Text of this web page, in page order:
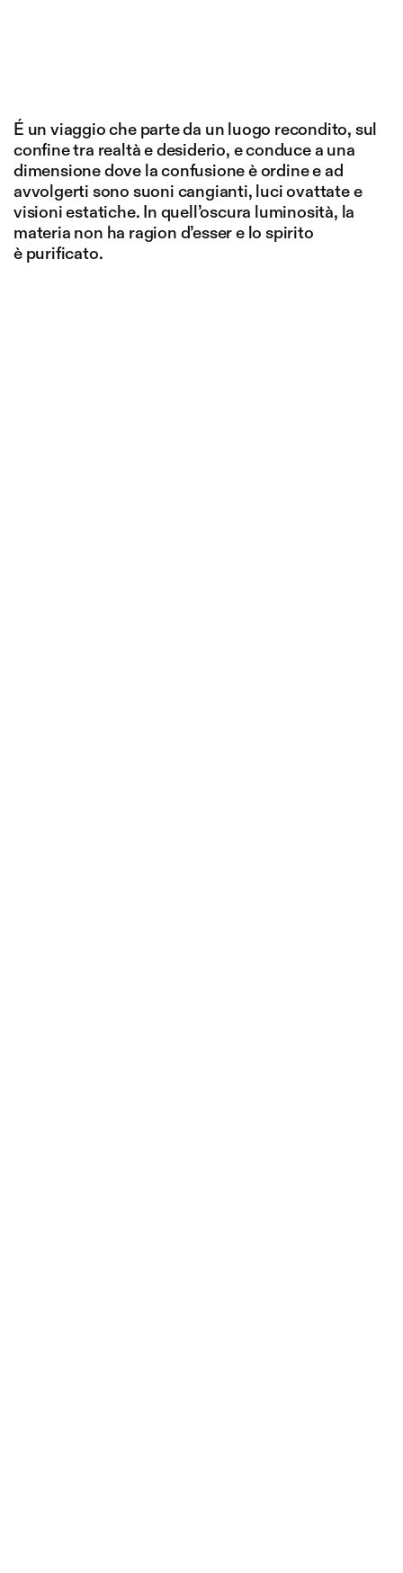
É un viaggio che parte da un luogo recondito, sul
confine tra realtà e desiderio, e conduce a una
dimensione dove la confusione è ordine e ad
avvolgerti sono suoni cangianti, luci ovattate e
visioni estatiche. In quell’oscura luminosità, la
materia non ha ragion d’esser e lo spirito
è purificato.